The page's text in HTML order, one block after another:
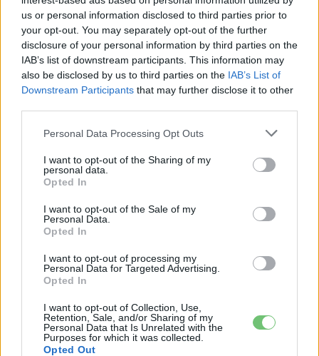
us or personal information disclosed to third parties prior to
your opt-out. You may separately opt-out of the further
disclosure of your personal information by third parties on the
IAB’s list of downstream participants. This information may
also be disclosed by us to third parties on the IAB’s List of
Downstream Participants that may further disclose it to other
Personal Data Processing Opt Outs
I want to opt-out of the Sharing of my
personal data.
Opted In
I want to opt-out of the Sale of my
Personal Data.
Opted In
I want to opt-out of processing my
Personal Data for Targeted Advertising.
Opted In
I want to opt-out of Collection, Use,
Retention, Sale, and/or Sharing of my
Personal Data that Is Unrelated with the
Purposes for which it was collected.
Opted Out
Elektromos
Elektromos
autó
9 perc töltés, 450 kilométer hatótáv –
ezzel indulhat harcba a Xpeng új
szabadidő-autója Európában